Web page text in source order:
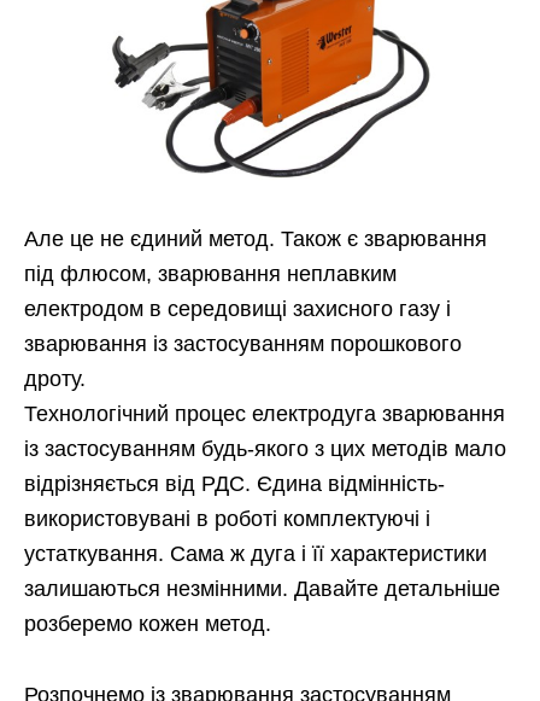
Але це не єдиний метод. Також є зварювання
під флюсом, зварювання неплавким
електродом в середовищі захисного газу і
зварювання із застосуванням порошкового
дроту.
Технологічний процес електродуга зварювання
із застосуванням будь-якого з цих методів мало
відрізняється від РДС. Єдина відмінність-
використовувані в роботі комплектуючі і
устаткування. Сама ж дуга і її характеристики
залишаються незмінними. Давайте детальніше
розберемо кожен метод.
Розпочнемо із зварювання застосуванням